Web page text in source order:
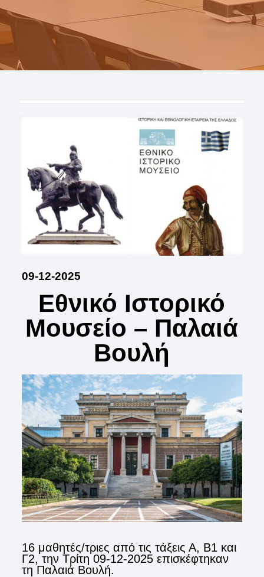
09-12-2025
Εθνικό Ιστορικό
Μουσείο – Παλαιά
Βουλή
16 μαθητές/τριες από τις τάξεις Α, Β1 και
Γ2, την Τρίτη 09-12-2025 επισκέφτηκαν
τη Παλαιά Βουλή.